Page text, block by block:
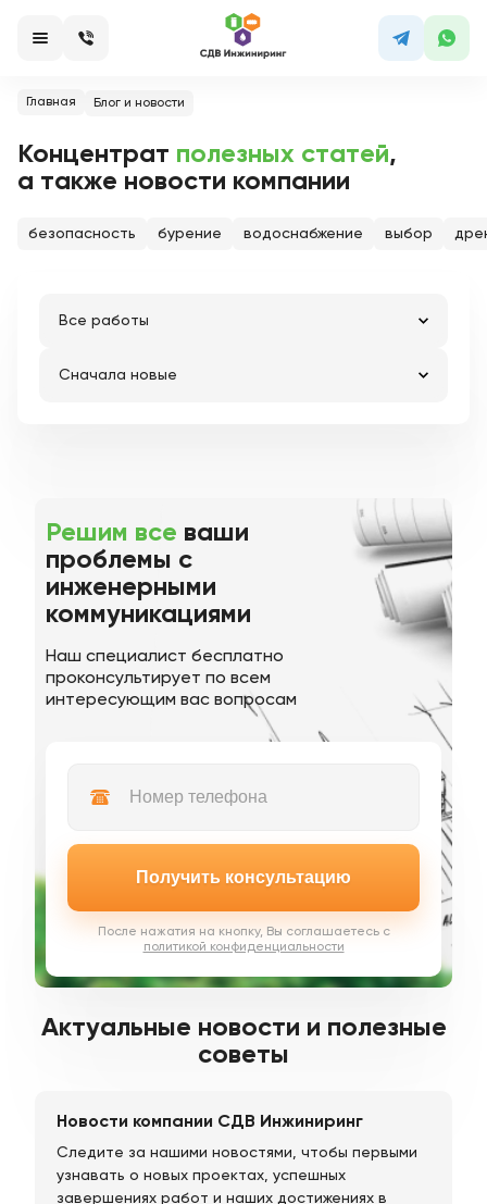
Главная Блог и новости
Концентрат полезных статей,
а также новости компании
безопасность бурение водоснабжение выбор
Все работы
Сначала новые
Решим все ваши
проблемы с
инженерными
коммуникациями
Наш специалист бесплатно
проконсультирует по всем
интересующим вас вопросам
Получить консультацию
После нажатия на кнопку, Вы соглашаетесь с
политикой конфиденциальности
Актуальные новости и полезные
советы
Новости компании СДВ Инжиниринг
Следите за нашими новостями, чтобы первыми
узнавать о новых проектах, успешных
завершениях работ и наших достижениях в